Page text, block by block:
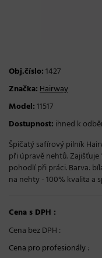
Obj.číslo:1427
Značka:Hairway
Model:11517
Dostupnost: ihned k
Špičatý safírový pilník
při úpravě nehtů.
pohodlí při práci. Barva:
na nehty - 100% kvalita a
Cena s DPH :
Cena bez DPH :
Cena pro profesionály: